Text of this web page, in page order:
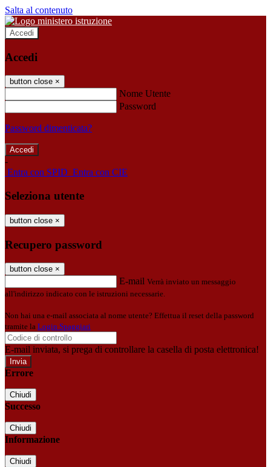
Salta al contenuto
Accedi
Accedi
button close ×
Nome Utente
Password
Password dimenticata?
-
Entra con SPID Entra con CIE
Seleziona utente
button close ×
Recupero password
button close ×
E-mail Verrà inviato un messaggio
all'indirizzo indicato con le istruzioni necessarie.
Non hai una e-mail associata al nome utente? Effettua il reset della password
tramite la Login Spaggiari
E-mail inviata, si prega di controllare la casella di posta elettronica!
Errore
Chiudi
Successo
Chiudi
Informazione
Chiudi